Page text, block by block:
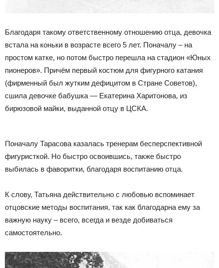
Благодаря такому ответственному отношению отца, девочка
встала на коньки в возрасте всего 5 лет. Поначалу – на
простом катке, но потом быстро перешла на стадион «Юных
пионеров». Причём первый костюм для фигурного катания
(фирменный был жутким дефицитом в Стране Советов),
сшила девочке бабушка — Екатерина Харитонова, из
бирюзовой майки, выданной отцу в ЦСКА.
Поначалу Тарасова казалась тренерам бесперспективной
фигуристкой. Но быстро освоившись, также быстро
выбилась в фаворитки, благодаря воспитанию отца.
К слову, Татьяна действительно с любовью вспоминает
отцовские методы воспитания, так как благодарна ему за
важную науку – всего, всегда и везде добиваться
самостоятельно.